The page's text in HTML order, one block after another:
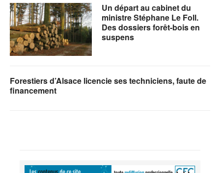
Un départ au cabinet du
ministre Stéphane Le Foll.
Des dossiers forêt-bois en
suspens
Forestiers d’Alsace licencie ses techniciens, faute de
financement